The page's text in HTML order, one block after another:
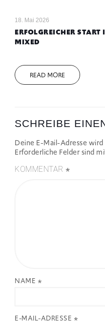
18. Mai 2026
ERFOLGREICHER
MIXED
READ MORE
SCHREIBE
Deine E-Mail-Adresse
Erforderliche Felder sind
KOMMENTAR *
NAME *
E-MAIL-ADRESSE *